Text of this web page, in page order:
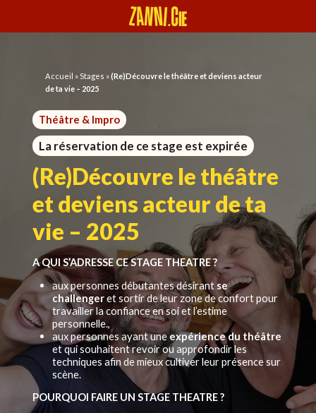
Accueil » Stages »(Re)Découvre le théâtre et deviens acteur
de ta vie – 2025
Théâtre & Impro
La réservation de ce stage est expirée
(Re)Découvre le théâtre
et deviens acteur de ta
vie – 2025
A QUI S’ADRESSE CE STAGE THEATRE ?
aux personnes débutantes désirantse
challengeret sortir de leur zone de confort pour
travailler la confiance en soi et l’estime
personnelle.,
aux personnes ayant uneexpérience du théâtre
et qui souhaitent revoir ou approfondir les
techniques afin de mieux cultiver leur présence sur
scène.
POURQUOI FAIRE UN STAGE THEATRE ?
Panneau de gestion des cookies